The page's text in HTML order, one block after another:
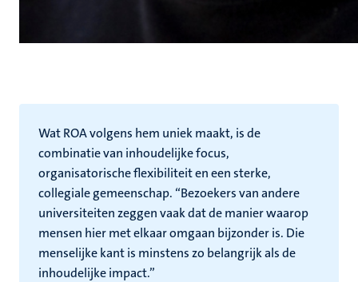
Wat ROA volgens hem uniek maakt, is de
combinatie van inhoudelijke focus,
organisatorische flexibiliteit en een sterke,
collegiale gemeenschap. “Bezoekers van andere
universiteiten zeggen vaak dat de manier waarop
mensen hier met elkaar omgaan bijzonder is. Die
menselijke kant is minstens zo belangrijk als de
inhoudelijke impact.”